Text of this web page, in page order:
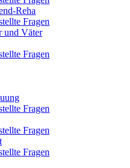
Reha
Fragen
und Väter
Fragen
Fragen
Fragen
Fragen